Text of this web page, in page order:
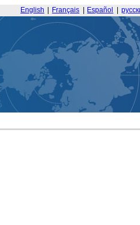
English Français Español